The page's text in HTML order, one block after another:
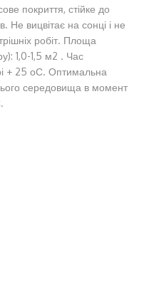
покриття, стійке до
Не вицвітає на сонці і не
робіт. Площа
1,0-1,5 м2 . Час
+ 25 оС. Оптимальна
середовища в момент